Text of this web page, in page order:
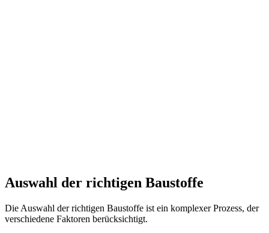
Auswahl der richtigen Baustoffe
Die Auswahl der richtigen Baustoffe ist ein komplexer Prozess, der
verschiedene Faktoren berücksichtigt.